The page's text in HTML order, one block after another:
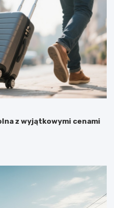
z wyjątkowymi cenami